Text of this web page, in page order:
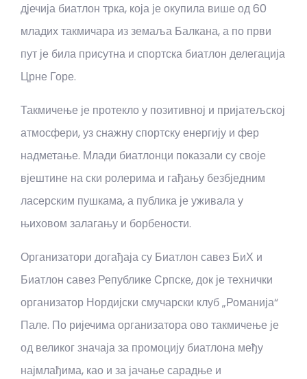
дјечија биатлон трка, која је окупила више од 60
младих такмичара из земаља Балкана, а по први
пут је била присутна и спортска биатлон делегација
Црне Горе.
Такмичење је протекло у позитивној и пријатељској
атмосфери, уз снажну спортску енергију и фер
надметање. Млади биатлонци показали су своје
вјештине на ски ролерима и гађању безбједним
ласерским пушкама, а публика је уживала у
њиховом залагању и борбености.
Организатори догађаја су Биатлон савез БиХ и
Биатлон савез Републике Српске, док је технички
организатор Нордијски смучарски клуб „Романија“
Пале. По ријечима организатора ово такмичење је
од великог значаја за промоцију биатлона међу
најмлађима, као и за јачање сарадње и